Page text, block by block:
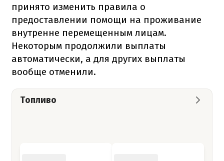
принято изменить правила о
предоставлении помощи на проживание
внутренне перемещенным лицам.
Некоторым продолжили выплаты
автоматически, а для других выплаты
вообще отменили.
Топливо